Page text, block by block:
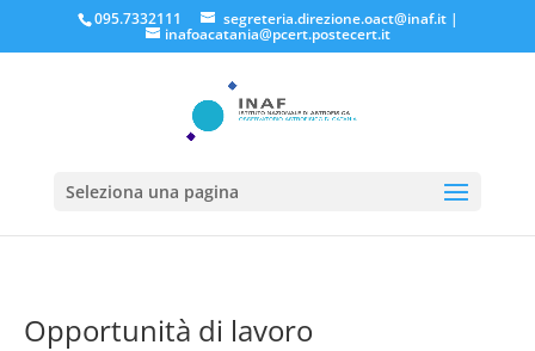
095.7332111 segreteria.direzione.oact@inaf.it|
inafoacatania@pcert.postecert.it
Seleziona una pagina
Opportunità di lavoro